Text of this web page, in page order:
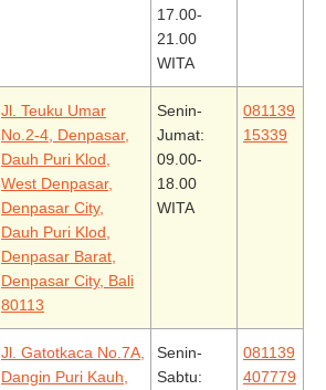
17.00-
21.00
WITA
Jl. Teuku Umar
No.2-4, Denpasar,
Dauh Puri Klod,
West Denpasar,
Denpasar City,
Dauh Puri Klod,
Denpasar Barat,
Denpasar City, Bali
80113
Senin-
Jumat:
09.00-
18.00
WITA
081139
15339
Jl. Gatotkaca No.7A,
Dangin Puri Kauh,
Senin-
Sabtu:
081139
407779